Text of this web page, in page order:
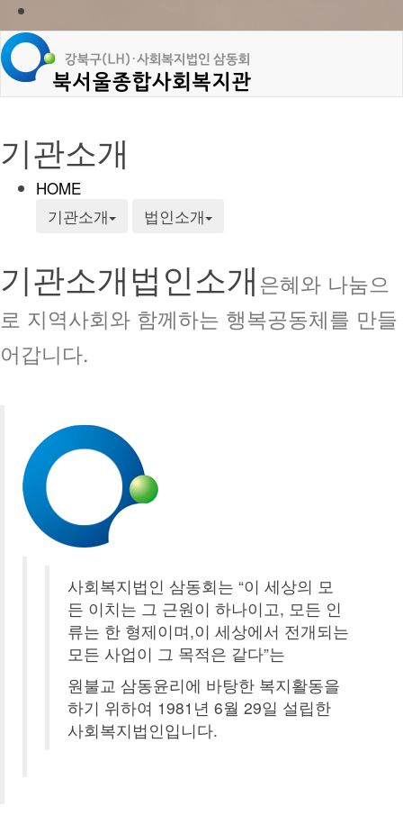
기관소개
HOME
기관소개
법인소개
기관소개법인소개은혜와 나눔으
로 지역사회와 함께하는 행복공동체를 만들
어갑니다.
사회복지법인 삼동회는 “이 세상의 모
든 이치는 그 근원이 하나이고, 모든 인
류는 한 형제이며,이 세상에서 전개되는
모든 사업이 그 목적은 같다”는
원불교 삼동윤리에 바탕한 복지활동을
하기 위하여 1981년 6월 29일 설립한
사회복지법인입니다.